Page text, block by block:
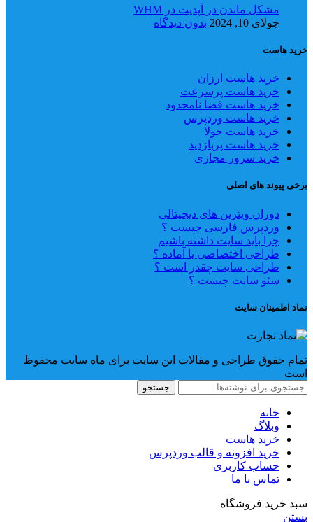
مشکل ماندن در آپدیت در WHM
جولای 10, 2024
بدون دیدگاه
خرید هاست
خرید هاست ارزان
خرید هاست پرسرعت
خرید هاست فضا نامحدود
خرید هاست وردپرس
خرید هاست جولا
خرید هاست پربازدید
خرید سرور مجازی
برخی پیوند های اصلی
دوران ویترین های دیجیتالی
وردپرس فارسی چیست ؟
چرا باید سایت داشته باشیم
طراحی اختصاصی یا آماده ؟
طراحی سایت چقدر است ؟
سئو سایت چیست ؟
نماد اطمینان سایت
تمام حقوق طراحی و مقالات این سایت برای ماه سایت محفوظ
است
جستجو
خانه
وبلاگ
خرید هاست
خرید افزونه و قالب وردپرس
حساب کاربری
تماس با ما
سبد خرید فروشگاه
بستن